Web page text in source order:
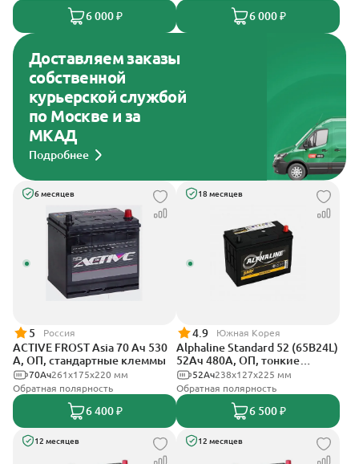
6 000 ₽ 6 000 ₽
Доставляем заказы
собственной
курьерской службой
по Москве и за
МКАД
Подробнее
6 месяцев
5 Россия
ACTIVE FROST Asia 70 Ач 530
А, ОП, стандартные клеммы
261x175x220 мм
70Ач
Обратная полярность
6 400 ₽
18 месяцев
4.9 Южная Корея
Alphaline Standard 52 (65B24L)
52Ач 480А, ОП, тонкие
клеммы238x127х225 мм
52Ач
Обратная полярность
6 500 ₽
12 месяцев 12 месяцев